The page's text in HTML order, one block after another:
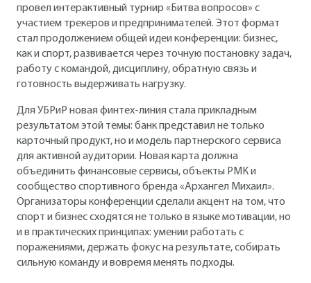
провел интерактивный турнир «Битва вопросов» с
участием трекеров и предпринимателей. Этот формат
стал продолжением общей идеи конференции: бизнес,
как и спорт, развивается через точную постановку задач,
работу с командой, дисциплину, обратную связь и
готовность выдерживать нагрузку.
Для УБРиР новая финтех-линия стала прикладным
результатом этой темы: банк представил не только
карточный продукт, но и модель партнерского сервиса
для активной аудитории. Новая карта должна
объединить финансовые сервисы, объекты РМК и
сообщество спортивного бренда «Архангел Михаил».
Организаторы конференции сделали акцент на том, что
спорт и бизнес сходятся не только в языке мотивации, но
и в практических принципах: умении работать с
поражениями, держать фокус на результате, собирать
сильную команду и вовремя менять подходы.